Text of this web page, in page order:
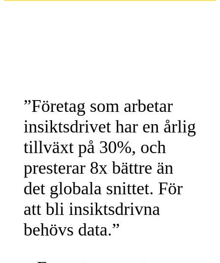
”Företag som arbetar
insiktsdrivet har en årlig
tillväxt på 30%, och
presterar 8x bättre än
det globala snittet. För
att bli insiktsdrivna
behövs data.”